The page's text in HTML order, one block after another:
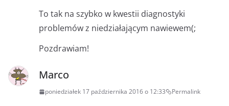
To tak na szybko w kwestii diagnostyki
problemów z niedziałającym nawiewem(;
Pozdrawiam!
Marco
poniedziałek 17 października 2016 o 12:33 Permalink